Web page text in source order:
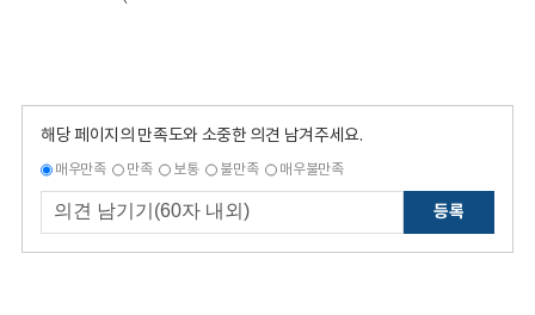
해당 페이지의 만족도와 소중한 의견 남겨주세요.
매우만족 만족 보통 불만족 매우불만족
등록